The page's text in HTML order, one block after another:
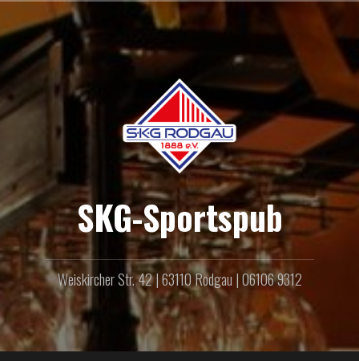
Inhalt
springen
SKG-Sportspub
Weiskircher Str. 42 | 63110 Rodgau | 06106 9312